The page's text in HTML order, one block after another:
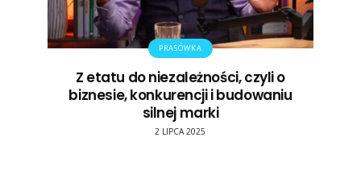
PRASÓWKA
Z etatu do niezależności, czyli o
biznesie, konkurencji i budowaniu
silnej marki
2 LIPCA 2025